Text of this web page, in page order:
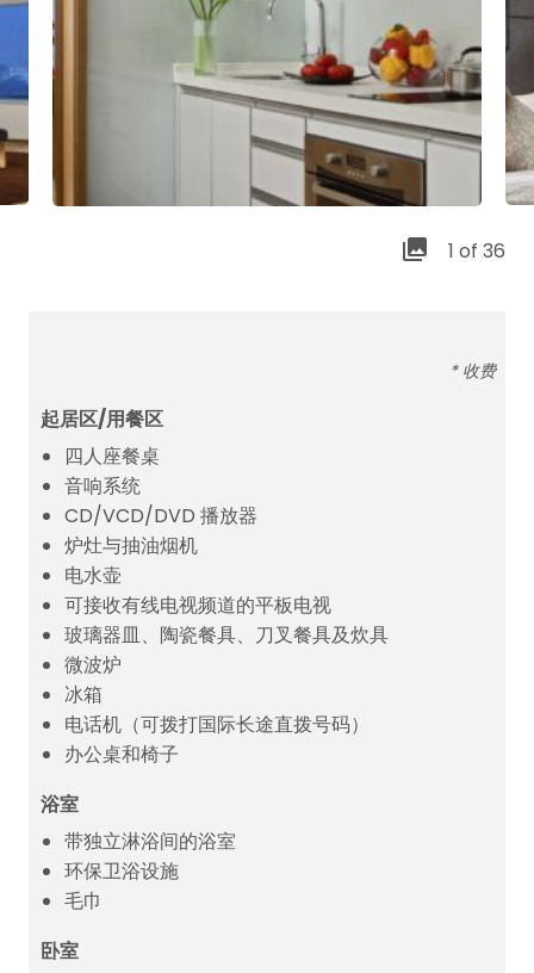
1 of 36
* 收费
起居区/用餐区
四人座餐桌
音响系统
CD/VCD/DVD 播放器
炉灶与抽油烟机
电水壶
可接收有线电视频道的平板电视
玻璃器皿、陶瓷餐具、刀叉餐具及炊具
微波炉
冰箱
电话机（可拨打国际长途直拨号码）
办公桌和椅子
浴室
带独立淋浴间的浴室
环保卫浴设施
毛巾
卧室